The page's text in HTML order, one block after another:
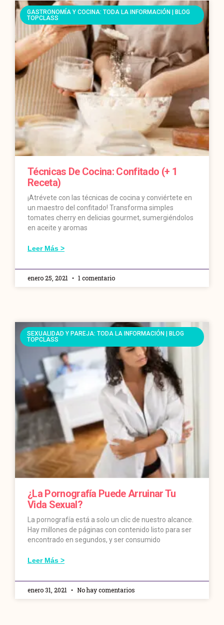
GASTRONOMÍA Y COCINA: TODA LA INFORMACIÓN | BLOG
TOPCLASS
Técnicas De Cocina: Confitado (+ 1
Receta)
¡Atrévete con las técnicas de cocina y conviértete en
un maestro del confitado! Transforma simples
tomates cherry en delicias gourmet, sumergiéndolos
en aceite y aromas
Leer Más >
enero 25, 2021 1 comentario
SEXUALIDAD Y PAREJA: TODA LA INFORMACIÓN | BLOG
TOPCLASS
¿La Pornografía Puede Arruinar Tu
Vida Sexual?
La pornografía está a solo un clic de nuestro alcance.
Hay millones de páginas con contenido listo para ser
encontrado en segundos, y ser consumido
Leer Más >
enero 31, 2021 No hay comentarios